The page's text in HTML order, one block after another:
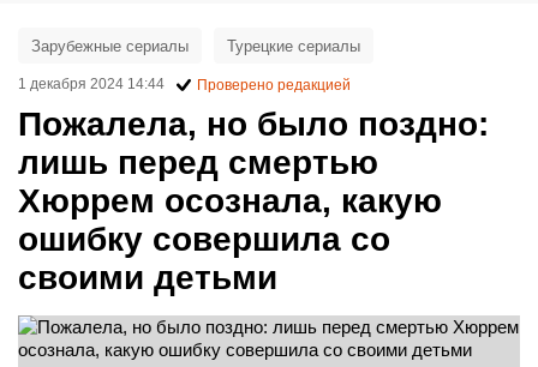
Пожалела, но было поздно:
лишь перед смертью
Хюррем осознала, какую
ошибку совершила со
своими детьми
Зарубежные сериалы Турецкие сериалы
1 декабря 2024 14:44 Проверено редакцией